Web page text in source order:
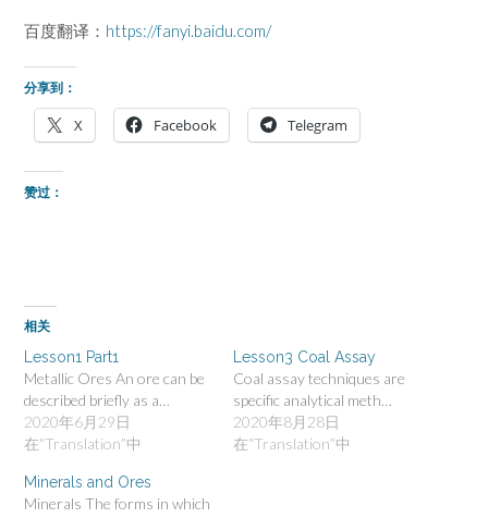
百度翻译： https://fanyi.baidu.com/
分享到：
X Facebook Telegram
赞过：
相关
Lesson1 Part1
Metallic Ores An ore can be
described briefly as a…
2020年6月29日
在“Translation”中
Lesson3 Coal Assay
Coal assay techniques are
specific analytical meth…
2020年8月28日
在“Translation”中
Minerals and Ores
Minerals The forms in which